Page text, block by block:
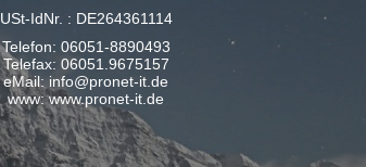
USt-IdNr. : DE264361114
Telefon: 06051-8890493
Telefax: 06051.9675157
eMail: info@pronet-it.de
www: www.pronet-it.de